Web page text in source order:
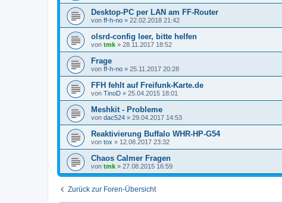
Desktop-PC per LAN am FF-Router
von ff-h-no » 22.02.2018 21:42
olsrd-config leer, bitte helfen
von tmk » 28.11.2017 18:52
Frage
von ff-h-no » 25.11.2017 20:28
FFH fehlt auf Freifunk-Karte.de
von TinoD » 25.04.2015 18:01
Meshkit - Probleme
von dac524 » 29.04.2017 14:53
Reaktivierung Buffalo WHR-HP-G54
von tox » 12.08.2017 23:32
Chaos Calmer Fragen
von tmk » 27.08.2015 16:59
Zurück zur Foren-Übersicht